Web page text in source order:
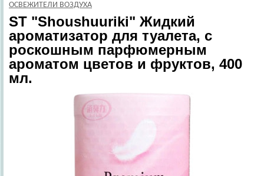
ОСВЕЖИТЕЛИ ВОЗДУХА
ST "Shoushuuriki" Жидкий
ароматизатор для туалета, с
роскошным парфюмерным
ароматом цветов и фруктов, 400
мл.